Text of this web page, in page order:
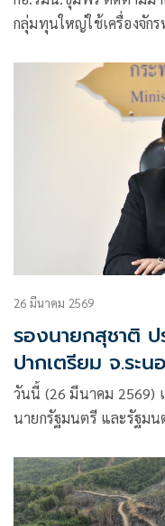
กลุ่มทุนใหญ่ใช้เครื่องจัก
26 มีนาคม 2569
รองนายกสุชาติ ประชุมด่วน ติดตามคดีรุกป่า
ปากเตรียม จ.ระ
ดำเนินคดีผู้กระท
วันนี้ (26 มีนาคม 2569)
นายกรัฐมนตรี และรัฐมน
ความคืบหน้าการแก้ไขปั
ออกเอกสารสิทธิ์หนังสือ
หมู่ 2 ตำบลกำพวน